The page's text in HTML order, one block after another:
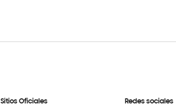
Sitios Oficiales Redes sociales